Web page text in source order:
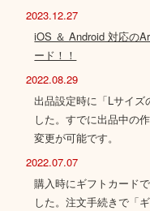
2023.12.27
iOS ＆ Android 対応の
ード！！
2022.08.29
出品設定時に「Lサイズ
した。すでに出品中の
変更が可能です。
2022.07.07
購入時にギフトカード
した。注文手続きで「